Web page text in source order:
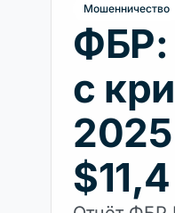
Мошенничество
ФБР:
с
2025